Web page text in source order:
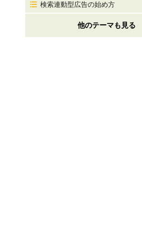
検索連動型広告の始め方
他のテーマも見る